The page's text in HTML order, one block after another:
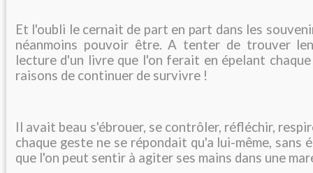
Et l'oubli le cernait de part en part dans les
néanmoins pouvoir être. A tenter de trouver
lecture d'un livre que l'on ferait en épelant
raisons de continuer de survivre !
Il avait beau s'ébrouer, se contrôler, réfléchir,
chaque geste ne se répondait qu'a lui-même, sans
que l'on peut sentir à agiter ses mains dans une